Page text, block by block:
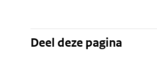
Deel deze pagina